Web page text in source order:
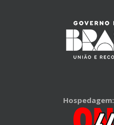
Hospedagem: